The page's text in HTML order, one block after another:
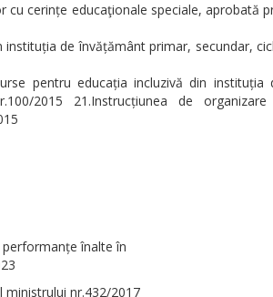
cu cerințe educaţionale speciale, aprobată
de învățământ primar, secundar,
pentru educația incluzivă din instituția
2015 21.Instrucțiunea de
înalte în
ministrului nr.432/2017